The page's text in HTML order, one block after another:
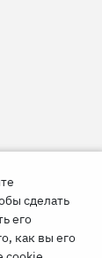
сделать
его
как вы его